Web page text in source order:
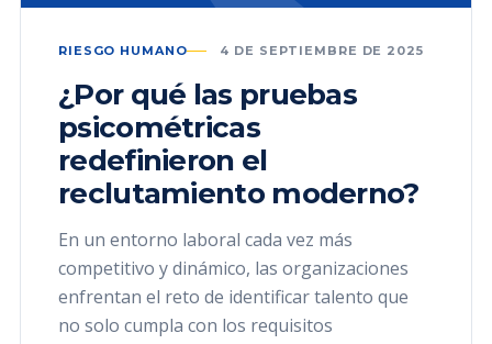
RIESGO HUMANO 4 DE SEPTIEMBRE DE 2025
¿Por qué las pruebas
psicométricas
redefinieron el
reclutamiento moderno?
En un entorno laboral cada vez más
competitivo y dinámico, las organizaciones
enfrentan el reto de identificar talento que
no solo cumpla con los requisitos